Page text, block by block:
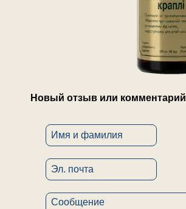
Новый отзыв или комментарий